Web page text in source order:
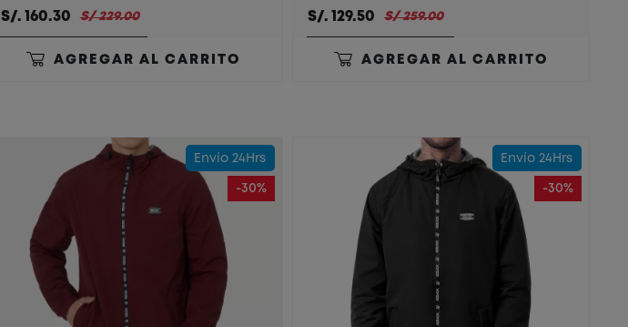
S/. 160.30 S/ 229.00
AGREGAR AL CARRITO
S/. 129.50 S/ 259.00
AGREGAR AL CARRITO
Envío 24Hrs
-30%
Envío 24Hrs
-30%